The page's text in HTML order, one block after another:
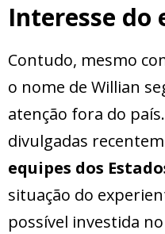
Interesse do
Contudo, mesmo
o nome de Willian
atenção fora do
divulgadas
equipes dos
situação do
possível investida